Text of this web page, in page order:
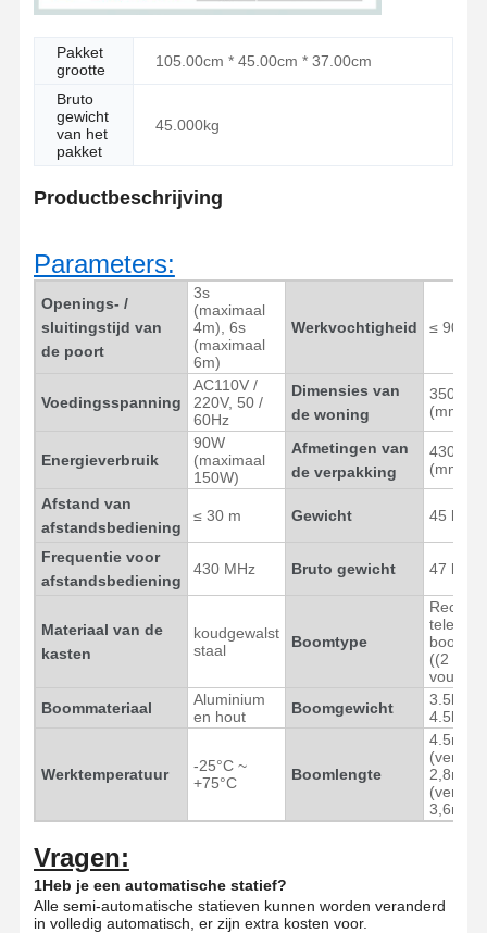
Kwaliteitscont
Role
Neem
Nieuws Gevallen
Driepootturnstile Poort
De Poort van de schommelingsbarrière
Volledige hoogteturnstile
De poort van de klepbarrière
Glasschuifdraaien
Turnstile van het dalingswapen
Deeltjes van draaistoren
Toegangscontrole voor voetgangerspoorten
barrièrepoort
Verkoopapparatuur
Pakket
grootte
105.00cm * 45.00cm * 37.00cm
Bruto
gewicht
van het
pakket
45.000kg
Productbeschrijving
Parameters:
Openings- /
sluitingstijd van
de poort
3s
(maximaal
4m), 6s
(maximaal
6m)
Werkvochtigheid ≤ 90%
Voedingsspanning
AC110V /
220V, 50 /
60Hz
Dimensies van
de woning
350 *
(mm)
Energieverbruik
90W
(maximaal
150W)
Afmetingen van
de verpakking
430 *
(mm)
Afstand van
afstandsbediening
≤ 30 m Gewicht 45 kg
Frequentie voor
afstandsbediening
430 MHz Bruto gewicht 47 kg
Materiaal van de
kasten
koudgewalst
staal
Boomtype
Rechte
boom,
((2 hek
Boommateriaal
Aluminium
en hout
Boomgewicht
3.5kg
4.5kg
Werktemperatuur
-25°C ~
+75°C
Boomlengte
4.5m
2,8m),
3,6m)
Vragen:
1Heb je een automatische statief?
Alle semi-automatische statieven kunnen worden veranderd
in volledig automatisch, er zijn extra kosten voor.